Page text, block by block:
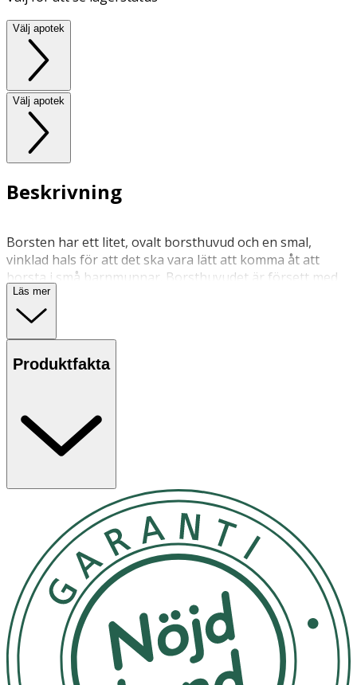
Välj apotek
Välj apotek
Beskrivning
Borsten har ett litet, ovalt borsthuvud och en smal,
vinklad hals för att det ska vara lätt att komma åt att
borsta i små barnmunnar. Borsthuvudet är försett med
mjuka topprundade borststrån. Det breda och
greppvänliga skaftet gör tandborsten bekväm att borsta
Vid köp via hemsidan levereras slumpmässig färg.
Läs mer
Produktfakta